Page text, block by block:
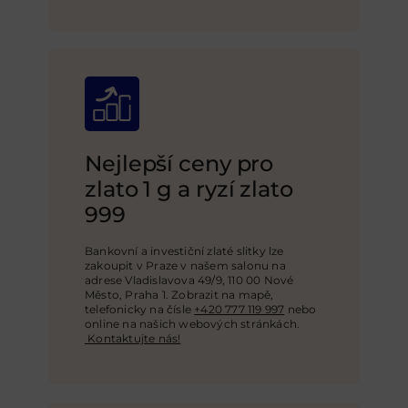
Nejlepší ceny pro
zlato 1 g a ryzí zlato
999
Bankovní a investiční zlaté slitky lze
zakoupit v Praze v našem salonu na
adrese Vladislavova 49/9, 110 00 Nové
Město, Praha 1. Zobrazit na mapě,
telefonicky na čísle +420 777 119 997 nebo
online na našich webových stránkách
Kontaktujte nás!